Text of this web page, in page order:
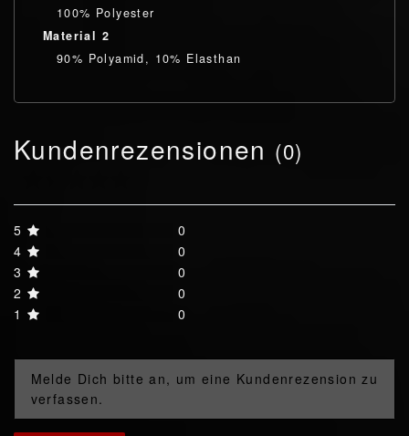
100% Polyester
Material 2
90% Polyamid, 10% Elasthan
Kundenrezensionen (0)
5
0
4
0
3
0
2
0
1
0
Melde Dich bitte an, um eine Kundenrezension zu
verfassen.